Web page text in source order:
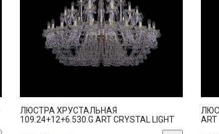
ЛЮСТРА ХРУСТАЛЬНАЯ
109.24+12+6.530.G ART CRYSTAL LIGHT
ART